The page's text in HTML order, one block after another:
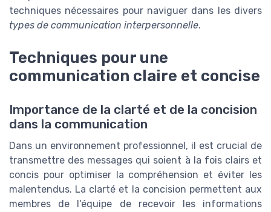
techniques nécessaires pour naviguer dans les divers
types de communication interpersonnelle.
Techniques pour une
communication claire et concise
Importance de la clarté et de la concision
dans la communication
Dans un environnement professionnel, il est crucial de
transmettre des messages qui soient à la fois clairs et
concis pour optimiser la compréhension et éviter les
malentendus. La clarté et la concision permettent aux
membres de l'équipe de recevoir les informations